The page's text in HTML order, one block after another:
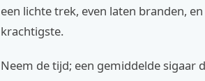
een lichte trek, even laten branden,
krachtigste.
Neem de tijd; een gemiddelde sigaar